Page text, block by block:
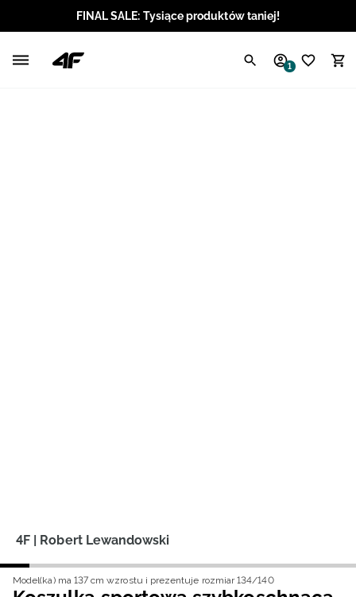
FINAL SALE: Tysiące produktów taniej!
1
4F | Robert Lewandowski
Model(ka) ma 137 cm wzrostu i prezentuje rozmiar 134/140